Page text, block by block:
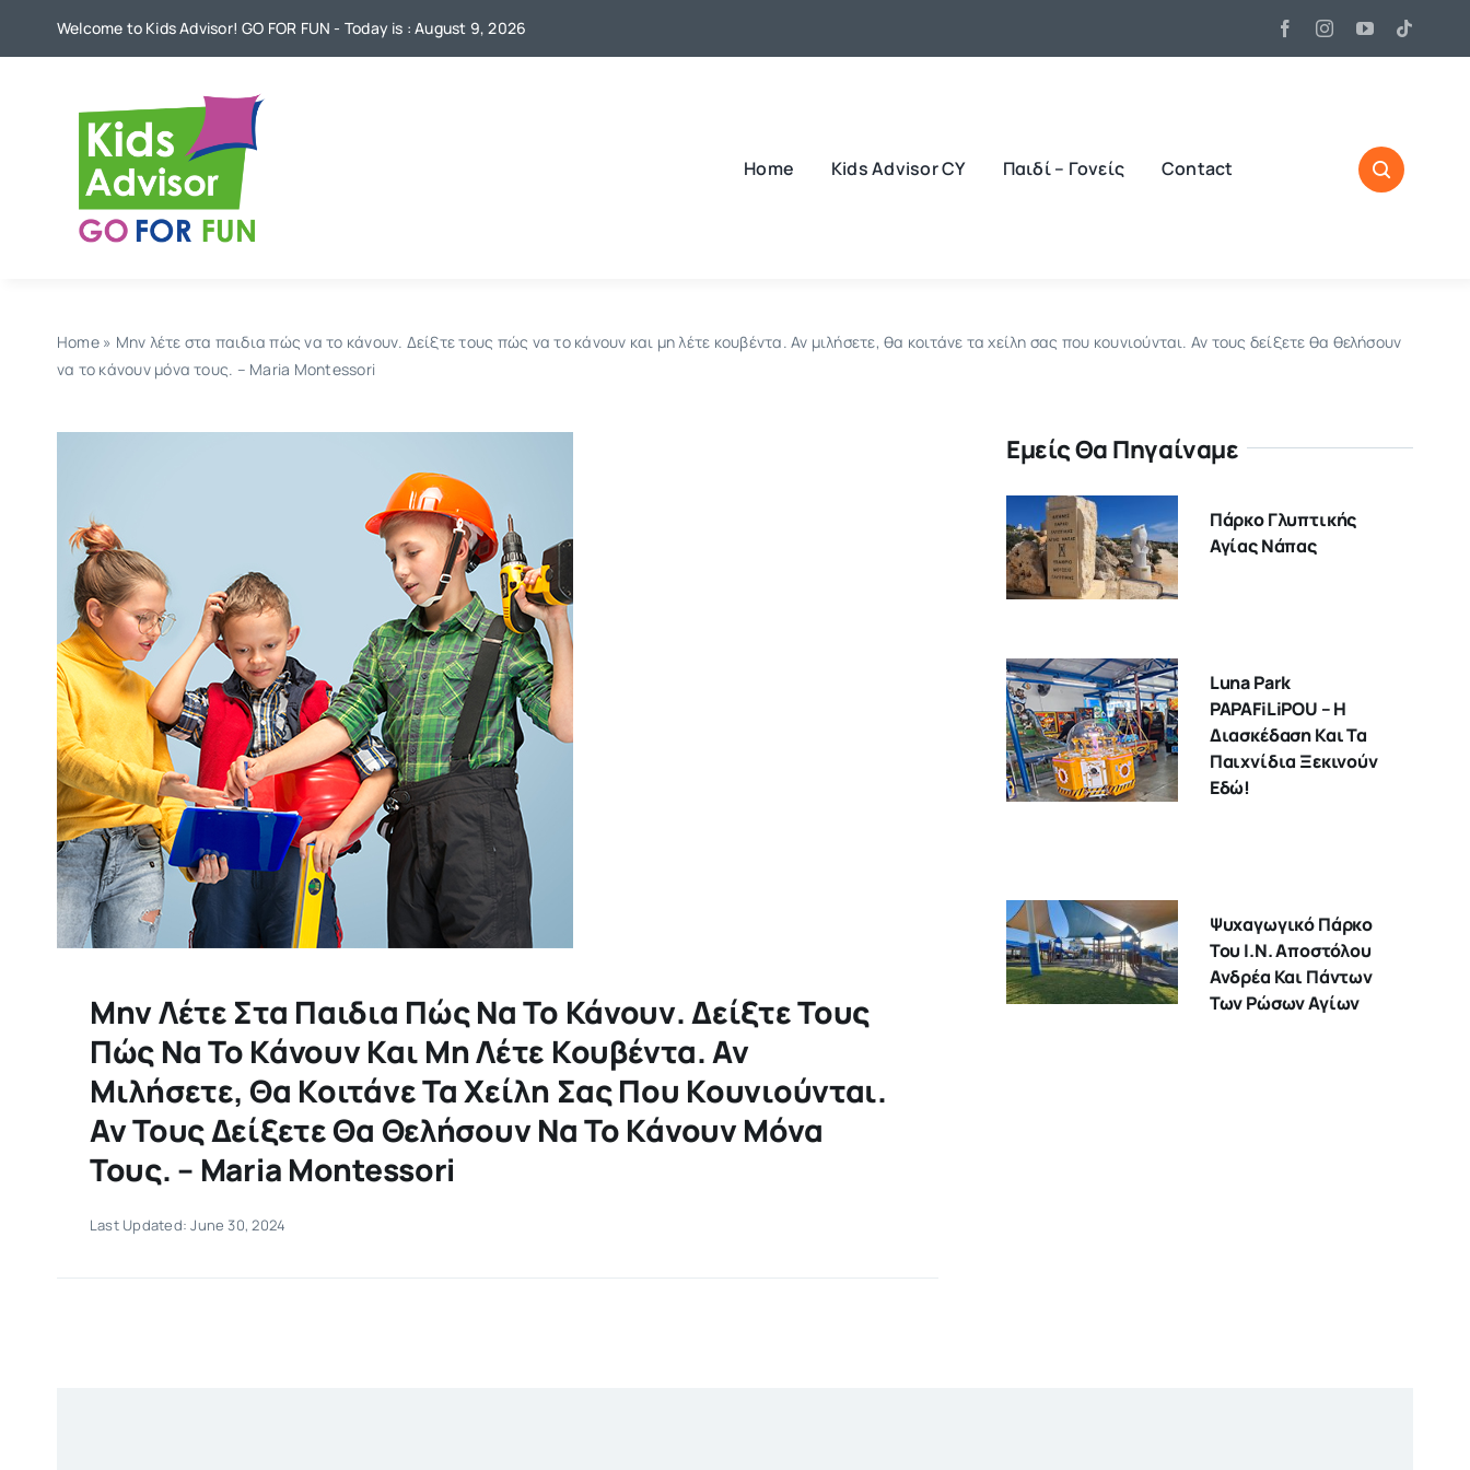
Welcome to Kids Advisor! GO FOR FUN - Today is : August 9, 2026
Home Kids Advisor CY Παιδί – Γονείς Contact
Home» Μην λέτε στα παιδια πώς να το κάνουν. Δείξτε τους πώς να το κάνουν και μη λέτε κουβέντα. Αν μιλήσετε, θα κοιτάνε τα χείλη σας που κουνιούνται. Αν τους δείξετε θα θελήσουν
να το κάνουν μόνα τους. – Maria Montessori
Μην Λέτε Στα Παιδια Πώς Να Το Κάνουν. Δείξτε Τους
Πώς Να Το Κάνουν Και Μη Λέτε Κουβέντα. Αν
Μιλήσετε, Θα Κοιτάνε Τα Χείλη Σας Που Κουνιούνται.
Αν Τους Δείξετε Θα Θελήσουν Να Το Κάνουν Μόνα
Τους. – Maria Montessori
Last Updated: June 30, 2024
Εμείς Θα Πηγαίναμε
Πάρκο Γλυπτικής
Αγίας Νάπας
Luna Park
PAPAFiLiPOU – Η
Διασκέδαση Και Τα
Παιχνίδια Ξεκινούν
Εδώ!
Ψυχαγωγικό Πάρκο
Του Ι.Ν. Αποστόλου
Ανδρέα Και Πάντων
Των Ρώσων Αγίων